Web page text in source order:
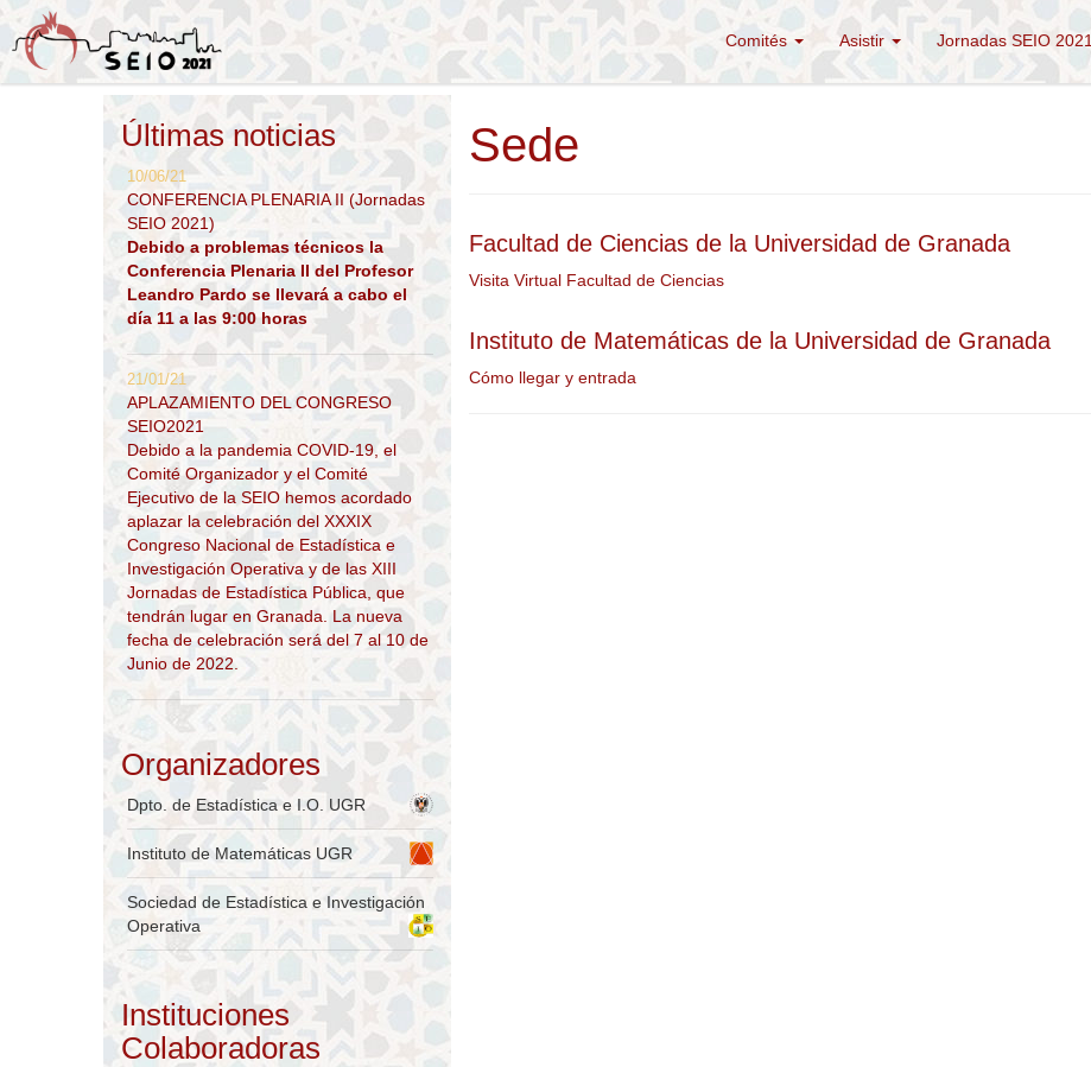
Comités Asistir Jornadas SEIO 2021
Sede
Facultad de Ciencias de la Universidad de Granada
Visita Virtual Facultad de Ciencias
Instituto de Matemáticas de la Universidad de Granada
Cómo llegar y entrada
Últimas noticias
10/06/21
CONFERENCIA PLENARIA II (Jornadas
SEIO 2021)
Debido a problemas técnicos la
Conferencia Plenaria II del Profesor
Leandro Pardo se llevará a cabo el
día 11 a las 9:00 horas
21/01/21
APLAZAMIENTO DEL CONGRESO
SEIO2021
Debido a la pandemia COVID-19, el
Comité Organizador y el Comité
Ejecutivo de la SEIO hemos acordado
aplazar la celebración del XXXIX
Congreso Nacional de Estadística e
Investigación Operativa y de las XIII
Jornadas de Estadística Pública, que
tendrán lugar en Granada. La nueva
fecha de celebración será del 7 al 10 de
Junio de 2022.
Organizadores
Dpto. de Estadística e I.O. UGR
Instituto de Matemáticas UGR
Sociedad de Estadística e Investigación
Operativa
Instituciones
Colaboradoras